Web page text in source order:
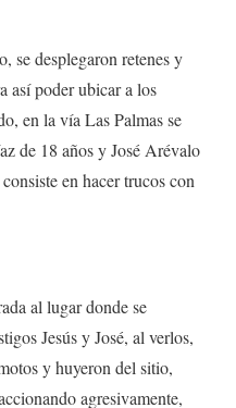
se desplegaron retenes y
así poder ubicar a los
en la vía Las Palmasse
de 18 años y José Arévalo
en hacer trucos con
al lugar donde se
Jesús y José, al verlos,
y huyeron del sitio,
agresivamente,